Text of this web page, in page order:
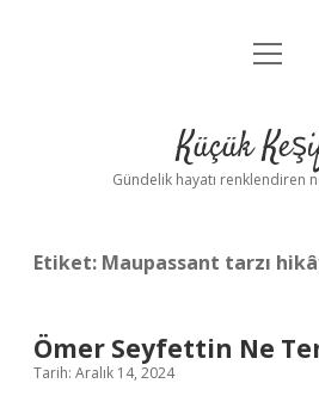
Anasayfa
Yasal Uyarı
menüyü
Küçük
Gündelik hayatı renklendiren
Etiket: Maupassant tarzı
Ömer Seyfettin Ne
Tarih: Aralık 14, 2024